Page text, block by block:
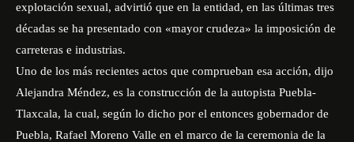
explotación sexual, advirtió que en la entidad, en las últimas tres
décadas se ha presentado con «mayor crudeza» la imposición de
carreteras e industrias.
Uno de los más recientes actos que comprueban esa acción, dijo
Alejandra Méndez, es la construcción de la autopista Puebla-
Tlaxcala, la cual, según lo dicho por el entonces gobernador de
Puebla, Rafael Moreno Valle en el marco de la ceremonia de la